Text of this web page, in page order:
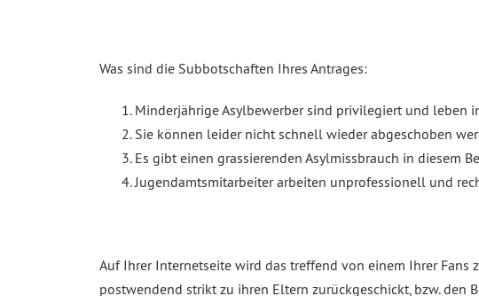
Was sind die Subbotschaften Ihres Antrages:
Minderjährige Asylbewerber sind privilegiert und leben
Sie können leider nicht schnell wieder abgeschoben
Es gibt einen grassierenden Asylmissbrauch in diesem
Jugendamtsmitarbeiter arbeiten unprofessionell und
Auf Ihrer Internetseite wird das treffend von einem Ihrer Fans
postwendend strikt zu ihren Eltern zurückgeschickt, bzw. den